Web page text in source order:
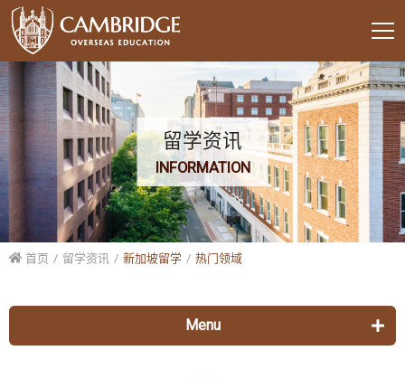
留学资讯
INFORMATION
首页 留学资讯 新加坡留学 热门领域
Menu